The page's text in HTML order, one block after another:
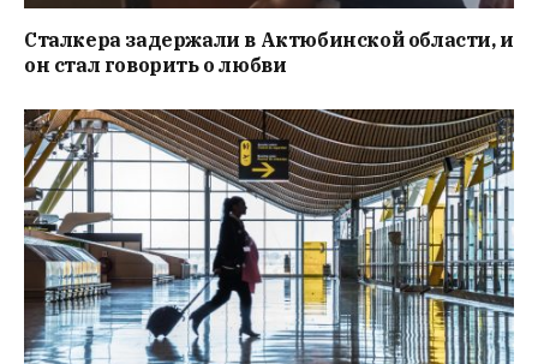
Сталкера задержали в Актюбинской области, и
он стал говорить о любви